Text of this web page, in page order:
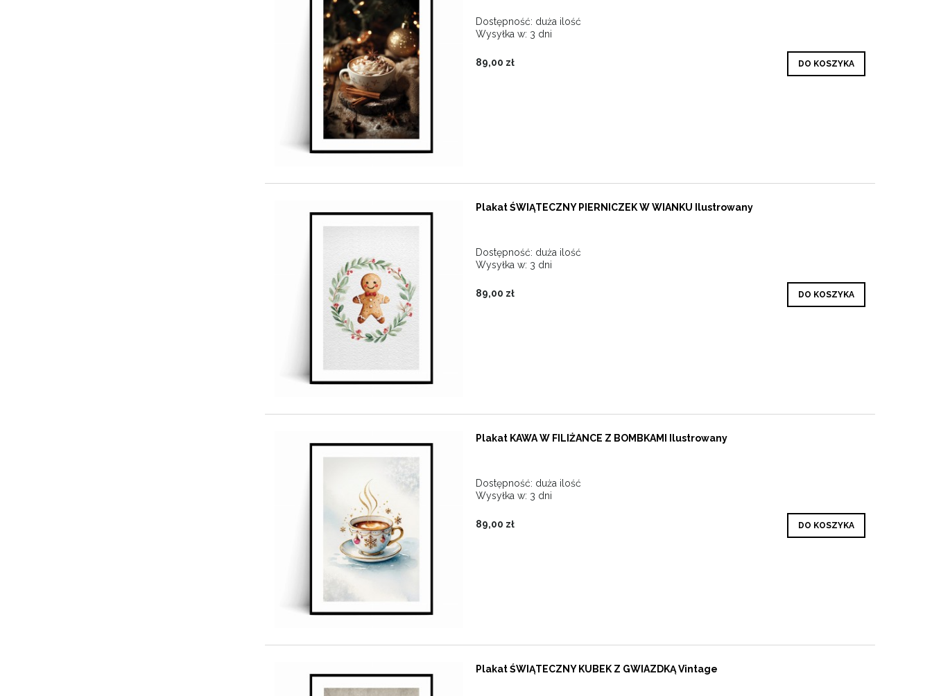
Dostępność: duża ilość
Wysyłka w: 3 dni
89,00 zł DO KOSZYKA
Plakat ŚWIĄTECZNY PIERNICZEK W WIANKU Ilustrowany
Dostępność: duża ilość
Wysyłka w: 3 dni
89,00 zł DO KOSZYKA
Plakat KAWA W FILIŻANCE Z BOMBKAMI Ilustrowany
Dostępność: duża ilość
Wysyłka w: 3 dni
89,00 zł DO KOSZYKA
Plakat ŚWIĄTECZNY KUBEK Z GWIAZDKĄ Vintage